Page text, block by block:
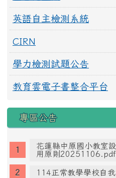
英語自主檢測系統
CIRN
學力檢測試題公告
教育雲電子書整合平台
專區公告
花蓮縣中原國小教室
用原則20251106.pdf
114正常教學學校自